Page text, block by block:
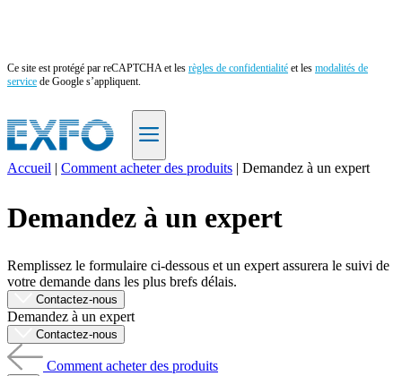
Ce site est protégé par reCAPTCHA et les règles de confidentialité et les modalités de
service de Google s’appliquent.
Produits
Soutien
Services
Acheter
Ressources
Contactez-
nous
Accueil | Comment acheter des produits | Demandez à un expert
Demandez à un expert
Remplissez le formulaire ci-dessous et un expert assurera le suivi de
votre demande dans les plus brefs délais.
Contactez-nous
Demandez à un expert
Contactez-nous
Comment acheter des produits